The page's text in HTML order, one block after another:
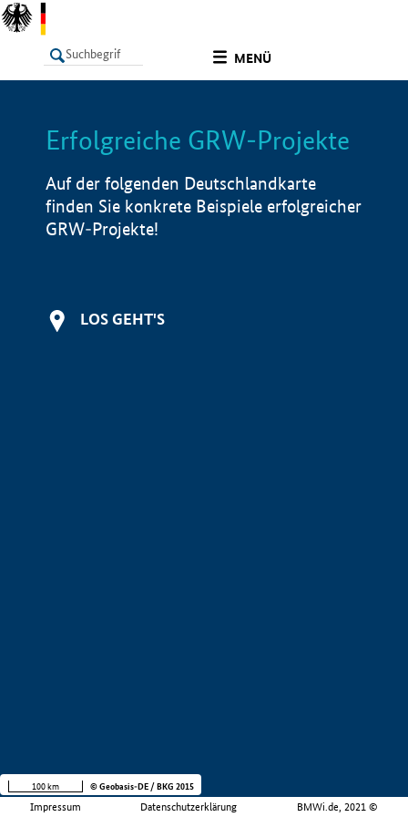
MENÜ
LISTE Info
Erfolgreiche GRW-Projekte
Auf der folgenden Deutschlandkarte
finden Sie konkrete Beispiele erfolgreicher
GRW-Projekte!
LOS GEHT'S
Impressum Datenschutzerklärung BMWi.de, 2021 ©
100 km © Geobasis-DE / BKG 2015